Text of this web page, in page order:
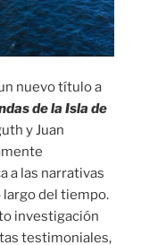
nuevo título a
de la Isla de
y Juan
a las narrativas
largo del tiempo.
investigación
testimoniales,